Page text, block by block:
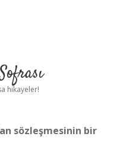
hikayeler!
sözleşmesinin bir